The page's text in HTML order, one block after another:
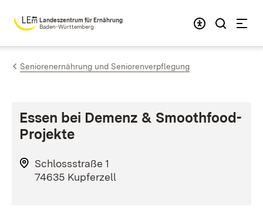
Zum Inhalt springen
Landeszentrum für Ernährung
Baden-Württemberg
Seniorenernährung und Seniorenverpflegung
Essen bei Demenz & Smoothfood-
Projekte
Schlossstraße 1
74635 Kupferzell